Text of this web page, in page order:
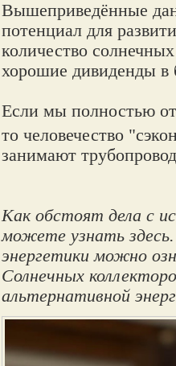
Вышеприведённые
потенциал для
количество
хорошие дивиденды
Если мы полностью
то человечество
занимают
Как обстоят дела с
можете узнать
энергетики можно
Солнечных
альтернативной